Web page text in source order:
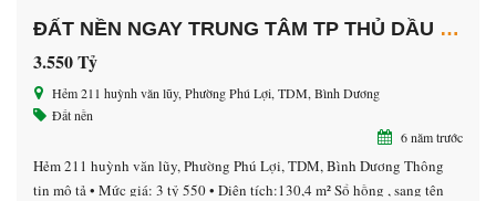
ĐẤT NỀN NGAY TRUNG TÂM TP THỦ DẦU MỘT
3.550 Tỷ
Hẻm 211 huỳnh văn lũy, Phường Phú Lợi, TDM, Bình Dương
Đất nền
6 năm trước
Hẻm 211 huỳnh văn lũy, Phường Phú Lợi, TDM, Bình Dương Thông
tin mô tả • Mức giá: 3 tỷ 550 • Diện tích:130,4 m² Sổ hồng , sang tên